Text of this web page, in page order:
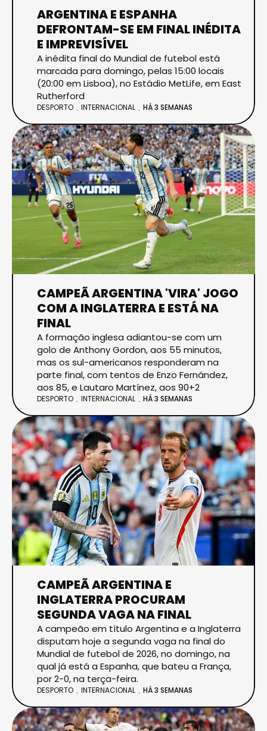
ARGENTINA E ESPANHA
DEFRONTAM-SE EM FINAL INÉDITA
E IMPREVISÍVEL
A inédita final do Mundial de futebol está
marcada para domingo, pelas 15:00 locais
(20:00 em Lisboa), no Estádio MetLife, em East
Rutherford
DESPORTO INTERNACIONAL HÁ 3 SEMANAS
CAMPEÃ ARGENTINA 'VIRA' JOGO
COM A INGLATERRA E ESTÁ NA
FINAL
A formação inglesa adiantou-se com um
golo de Anthony Gordon, aos 55 minutos,
mas os sul-americanos responderam na
parte final, com tentos de Enzo Fernández,
aos 85, e Lautaro Martínez, aos 90+2
DESPORTO INTERNACIONAL HÁ 3 SEMANAS
CAMPEÃ ARGENTINA E
INGLATERRA PROCURAM
SEGUNDA VAGA NA FINAL
A campeão em título Argentina e a Inglaterra
disputam hoje a segunda vaga na final do
Mundial de futebol de 2026, no domingo, na
qual já está a Espanha, que bateu a França,
por 2-0, na terça-feira.
DESPORTO INTERNACIONAL HÁ 3 SEMANAS